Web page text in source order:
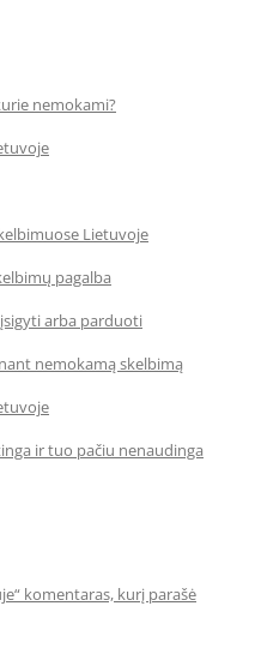
nemokami?
Lietuvoje
pagalba
arba parduoti
nemokamą skelbimą
ir tuo pačiu nenaudinga
komentaras, kurį parašė